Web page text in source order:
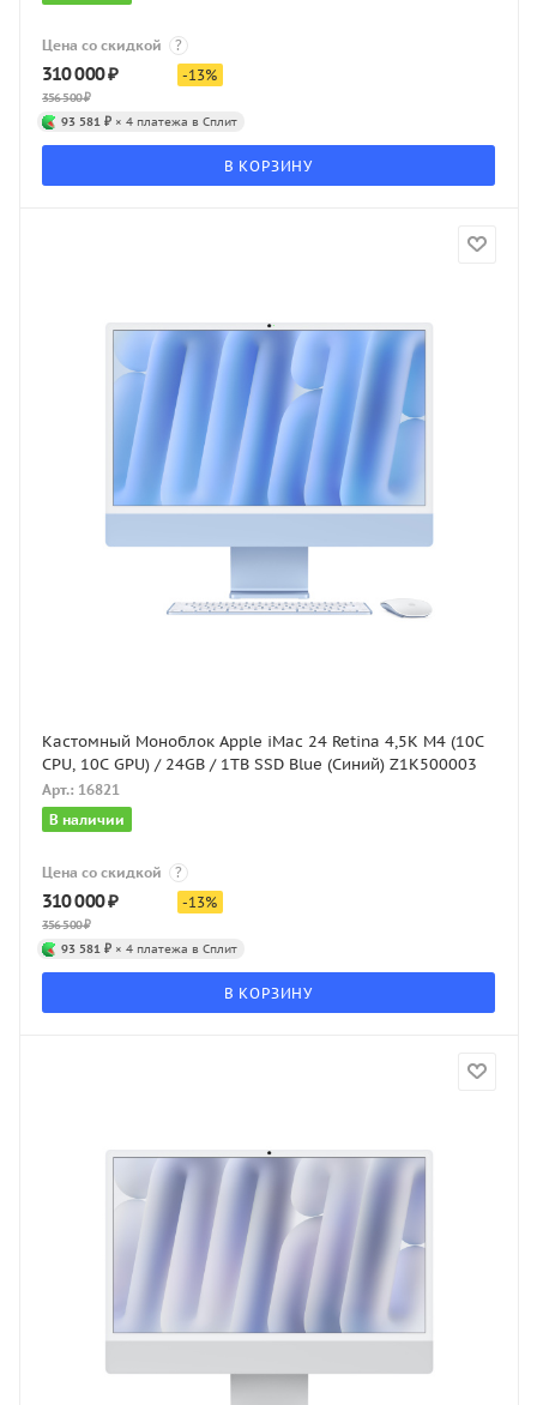
Цена со скидкой ?
310 000₽
356 500₽
-13%
93 581 ₽ × 4 платежа в Сплит
В КОРЗИНУ
Кастомный Моноблок Apple iMac 24 Retina 4,5K M4 (10C
CPU, 10C GPU) / 24GB / 1TB SSD Blue (Синий) Z1K500003
Арт.: 16821
В наличии
Цена со скидкой ?
310 000₽
356 500₽
-13%
93 581 ₽ × 4 платежа в Сплит
В КОРЗИНУ